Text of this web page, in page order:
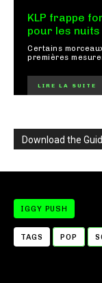
KLP frappe
pour les nuits
Certains
premières
LIRE LA SUITE
Download the
IGGY PUSH
TAGS POP